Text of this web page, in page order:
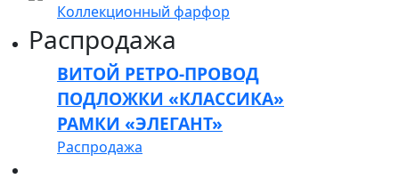
Коллекционный фарфор
Распродажа
ВИТОЙ РЕТРО-ПРОВОД
ПОДЛОЖКИ «КЛАССИКА»
РАМКИ «ЭЛЕГАНТ»
Распродажа